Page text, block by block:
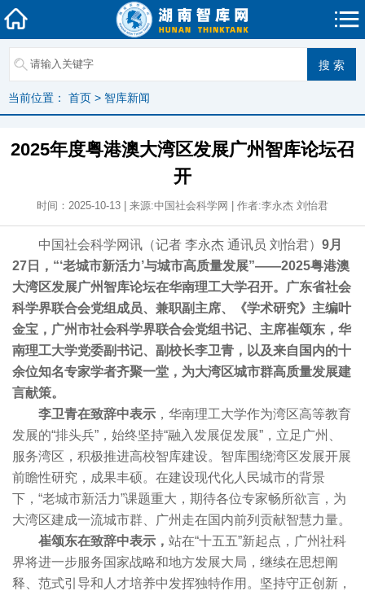
当前位置： 首页 > 智库新闻
2025年度粤港澳大湾区发展广州智库论坛召
开
时间：2025-10-13 | 来源:中国社会科学网 | 作者:李永杰 刘怡君
中国社会科学网讯（记者 李永杰 通讯员 刘怡君） 9月
27日，“‘老城市新活力’与城市高质量发展”——2025粤港澳
大湾区发展广州智库论坛在华南理工大学召开。广东省社会
科学界联合会党组成员、兼职副主席、《学术研究》主编叶
金宝，广州市社会科学界联合会党组书记、主席崔颂东，华
南理工大学党委副书记、副校长李卫青，以及来自国内的十
余位知名专家学者齐聚一堂，为大湾区城市群高质量发展建
言献策。
李卫青在致辞中表示 ，华南理工大学作为湾区高等教育
发展的“排头兵”，始终坚持“融入发展促发展”，立足广州、
服务湾区，积极推进高校智库建设。智库围绕湾区发展开展
前瞻性研究，成果丰硕。在建设现代化人民城市的背景
下，“老城市新活力”课题重大，期待各位专家畅所欲言，为
大湾区建成一流城市群、广州走在国内前列贡献智慧力量。
崔颂东在致辞中表示， 站在“十五五”新起点，广州社科
界将进一步服务国家战略和地方发展大局，继续在思想阐
释、范式引导和人才培养中发挥独特作用。坚持守正创新，